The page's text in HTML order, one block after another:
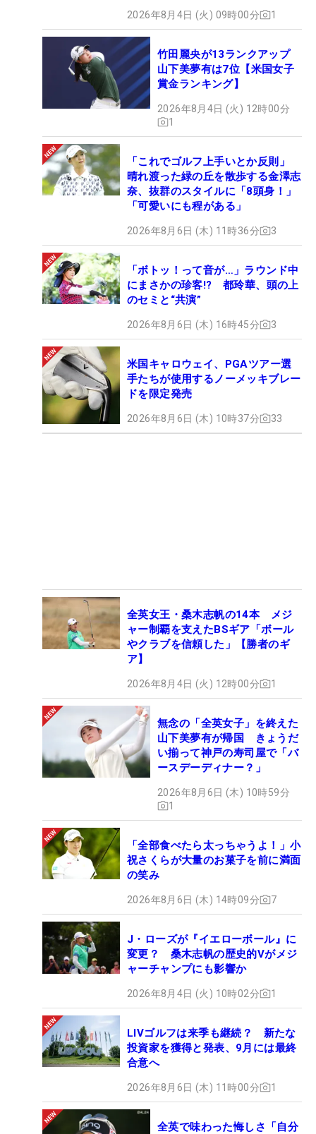
2026年8月4日 (火) 09時00分 1
竹田麗央が13ランクアップ
山下美夢有は7位【米国女子
賞金ランキング】
2026年8月4日 (火) 12時00分
1
「これでゴルフ上手いとか反則」
晴れ渡った緑の丘を散歩する金澤志
奈、抜群のスタイルに「8頭身！」
「可愛いにも程がある」
2026年8月6日 (木) 11時36分 3
「ボトッ！って音が…」ラウンド中
にまさかの珍客!? 都玲華、頭の上
のセミと“共演”
2026年8月6日 (木) 16時45分 3
米国キャロウェイ、PGAツアー選
手たちが使用するノーメッキブレー
ドを限定発売
2026年8月6日 (木) 10時37分 33
全英女王・桑木志帆の14本 メジ
ャー制覇を支えたBSギア「ボール
やクラブを信頼した」【勝者のギ
ア】
2026年8月4日 (火) 12時00分 1
無念の「全英女子」を終えた
山下美夢有が帰国 きょうだ
い揃って神戸の寿司屋で「バ
ースデーディナー？」
2026年8月6日 (木) 10時59分
1
「全部食べたら太っちゃうよ！」小
祝さくらが大量のお菓子を前に満面
の笑み
2026年8月6日 (木) 14時09分 7
J・ローズが『イエローボール』に
変更？ 桑木志帆の歴史的Vがメジ
ャーチャンプにも影響か
2026年8月4日 (火) 10時02分 1
LIVゴルフは来季も継続？ 新たな
投資家を獲得と発表、9月には最終
合意へ
2026年8月6日 (木) 11時00分 1
全英で味わった悔しさ「自分